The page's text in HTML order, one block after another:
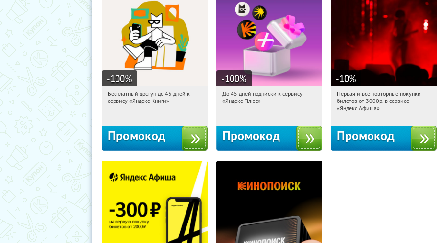
-100%
09:35:59
Получи первым!
Бесплатный доступ до 45 дней к
сервису «Яндекс Книги»
Промокод
-100%
09:35:59 Получили:
До 45 дней подписки к сервису
«Яндекс Плюс»
Промокод
-10%
09:35:59 Получили:
Россия
Первая и все повторные покупки
билетов от 3000р. в сервисе
«Яндекс Афиша»
Промокод